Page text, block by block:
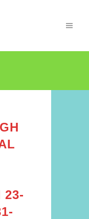
23-